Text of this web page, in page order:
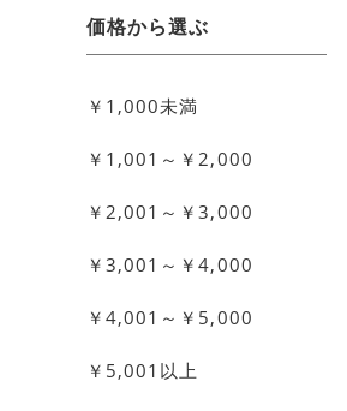
価格から選ぶ
￥1,000未満
￥1,001～￥2,000
￥2,001～￥3,000
￥3,001～￥4,000
￥4,001～￥5,000
￥5,001以上